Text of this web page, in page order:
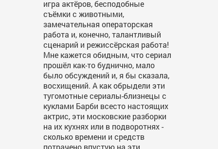
игра актёров, бесподобные
съёмки с животными,
замечательная операторская
работа и, конечно, талантливый
сценарий и режиссёрская работа!
Мне кажется обидным, что сериал
прошёл как-то буднично, мало
было обсуждений и, я бы сказала,
восхищений. А как обрыдели эти
тугомотные сериалы-близнецы с
куклами Барби всесто настоящих
актрис, эти московские разборки
на их кухнях или в подворотнях -
сколько времени и средств
потрачено впустую на эти